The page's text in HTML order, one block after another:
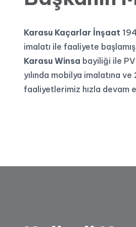
Karasu Kaçarlar İnşaat
imalatı ile faaliyete
Karasu Winsa bayiliği ile
yılında mobilya imalatına
faaliyetlerimiz hızla devam